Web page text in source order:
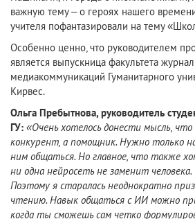
важную тему–о героях нашего
учителя пофантазировали на тему
Особенно ценно, что руководителем
является выпускница факультета
медиакоммуникаций Гуманитарного
Кирвес.
Ольга Пребытнова, руководитель
ГУ: «Очень хотелось донести мысль,
конкурент, а помощник. Нужно только
ним общаться. Но главное, что также
ни одна нейросеть не заменит человека.
Поэтому я старалась неоднократно
чтению. Навык общаться с ИИ можно
когда ты сможешь сам четко